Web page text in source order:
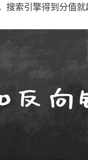
搜索引擎得到分值